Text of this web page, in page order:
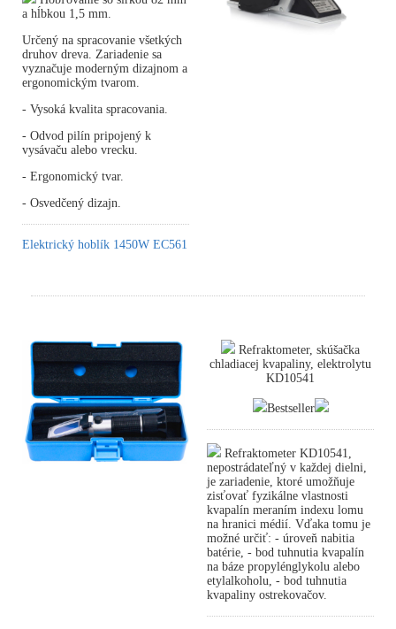
a hĺbkou 1,5 mm.
Určený na spracovanie všetkých
druhov dreva. Zariadenie sa
vyznačuje moderným dizajnom a
ergonomickým tvarom.
- Vysoká kvalita spracovania.
- Odvod pilín pripojený k
vysávaču alebo vrecku.
- Ergonomický tvar.
- Osvedčený dizajn.
Elektrický hoblík 1450W EC561
Refraktometer, skúšačka
chladiacej kvapaliny, elektrolytu
KD10541
Bestseller
Refraktometer KD10541,
nepostrádateľný v každej dielni,
je zariadenie, ktoré umožňuje
zisťovať fyzikálne vlastnosti
kvapalín meraním indexu lomu
na hranici médií. Vďaka tomu je
možné určiť: - úroveň nabitia
batérie, - bod tuhnutia kvapalín
na báze propylénglykolu alebo
etylalkoholu, - bod tuhnutia
kvapaliny ostrekovačov.